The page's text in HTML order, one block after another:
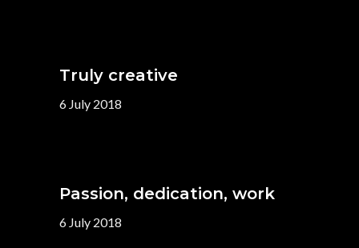
Truly creative
6 July 2018
Passion, dedication, work
6 July 2018